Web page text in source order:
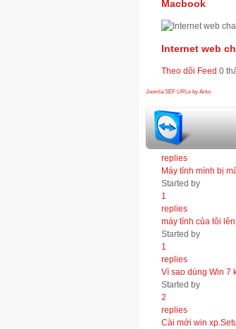
Macbook
Internet web
Theo dõi Feed 0
Joomla SEF URLs by Artio
hỏi đáp bảo trì
1
replies
Máy tính mình bị
Started by
1
replies
máy tính của tôi
Started by
1
replies
Vì sao dùng Win 7
Started by
2
replies
Cài mới win